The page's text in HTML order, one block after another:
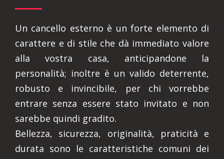
Un cancello esterno è un forte elemento di
carattere e di stile che dà immediato valore
alla vostra casa, anticipandone la
personalità; inoltre è un valido deterrente,
robusto e invincibile, per chi vorrebbe
entrare senza essere stato invitato e non
sarebbe quindi gradito.
Bellezza, sicurezza, originalità, praticità e
durata sono le caratteristiche comuni dei